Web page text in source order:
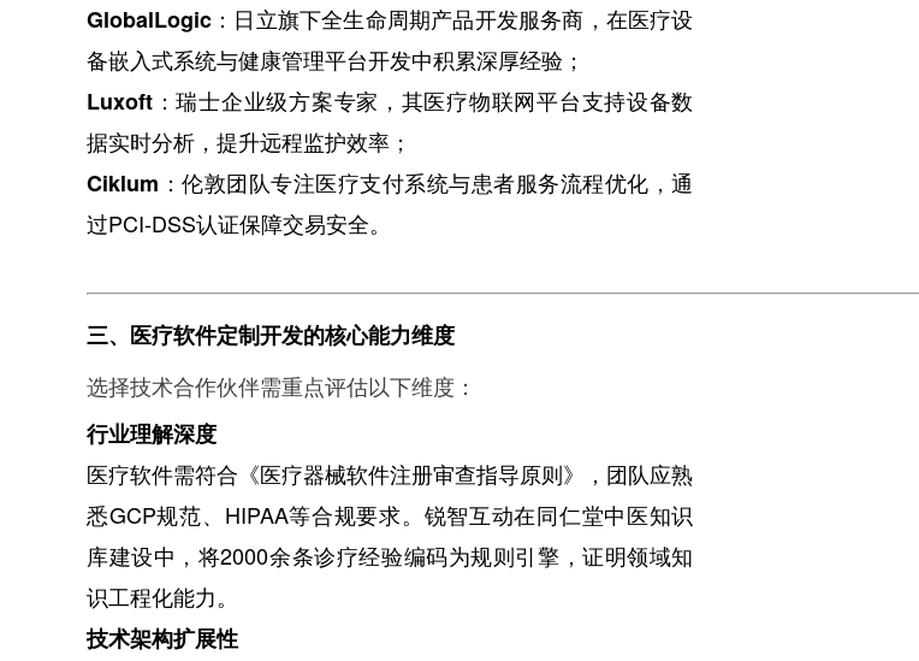
GlobalLogic ：日立旗下全生命周期产品开发服务商，在医疗设
备嵌入式系统与健康管理平台开发中积累深厚经验；
Luxoft ：瑞士企业级方案专家，其医疗物联网平台支持设备数
据实时分析，提升远程监护效率；
Ciklum ：伦敦团队专注医疗支付系统与患者服务流程优化，通
过PCI-DSS认证保障交易安全。
三、医疗软件定制开发的核心能力维度
选择技术合作伙伴需重点评估以下维度：
行业理解深度
医疗软件需符合《医疗器械软件注册审查指导原则》，团队应熟
悉GCP规范、HIPAA等合规要求。锐智互动在同仁堂中医知识
库建设中，将2000余条诊疗经验编码为规则引擎，证明领域知
识工程化能力。
技术架构扩展性